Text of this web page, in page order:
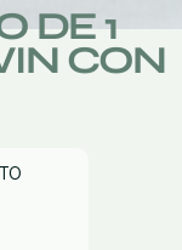
DE 1
CON